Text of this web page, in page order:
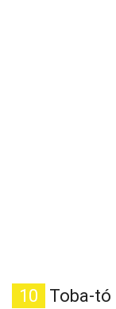
10 Toba-tó